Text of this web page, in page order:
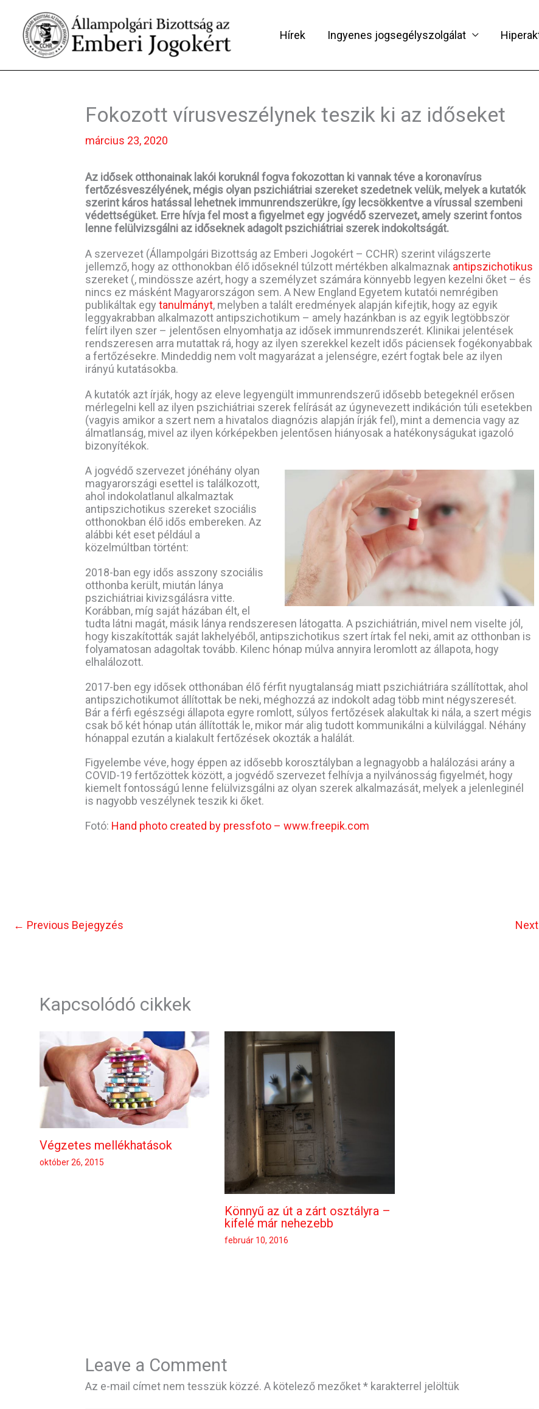
content
Hírek Ingyenes jogsegélyszolgálat
Fokozott vírusveszélynek teszik ki az időseket
március 23, 2020
Az idősek otthonainak lakói koruknál fogva fokozottan ki vannak téve a koronavírus
fertőzésveszélyének, mégis olyan pszichiátriai szereket szedetnek velük, melyek a kutatók
szerint káros hatással lehetnek immunrendszerükre, így lecsökkentve a vírussal szembeni
védettségüket. Erre hívja fel most a figyelmet egy jogvédő szervezet, amely szerint fontos
lenne felülvizsgálni az időseknek adagolt pszichiátriai szerek indokoltságát.
A szervezet (Állampolgári Bizottság az Emberi Jogokért – CCHR) szerint világszerte
jellemző, hogy az otthonokban élő időseknél túlzott mértékben alkalmaznak antipszichotikus
szereket (, mindössze azért, hogy a személyzet számára könnyebb legyen kezelni őket – és
nincs ez másként Magyarországon sem. A New England Egyetem kutatói nemrégiben
publikáltak egytanulmányt, melyben a talált eredmények alapján kifejtik, hogy az egyik
leggyakrabban alkalmazott antipszichotikum – amely hazánkban is az egyik legtöbbször
felírt ilyen szer – jelentősen elnyomhatja az idősek immunrendszerét. Klinikai jelentések
rendszeresen arra mutattak rá, hogy az ilyen szerekkel kezelt idős páciensek fogékonyabbak
a fertőzésekre. Mindeddig nem volt magyarázat a jelenségre, ezért fogtak bele az ilyen
irányú kutatásokba.
A kutatók azt írják, hogy az eleve legyengült immunrendszerű idősebb betegeknél erősen
mérlegelni kell az ilyen pszichiátriai szerek felírását az úgynevezett indikáción túli esetekben
(vagyis amikor a szert nem a hivatalos diagnózis alapján írják fel), mint a demencia vagy az
álmatlanság, mivel az ilyen kórképekben jelentősen hiányosak a hatékonyságukat igazoló
bizonyítékok.
A jogvédő szervezet jónéhány olyan
magyarországi esettel is találkozott,
ahol indokolatlanul alkalmaztak
antipszichotikus szereket szociális
otthonokban élő idős embereken. Az
alábbi két eset például a
közelmúltban történt:
2018-ban egy idős asszony szociális
otthonba került, miután lánya
pszichiátriai kivizsgálásra vitte.
Korábban, míg saját házában élt, el
tudta látni magát, másik lánya rendszeresen látogatta. A pszichiátrián, mivel nem viselte jól,
hogy kiszakították saját lakhelyéből, antipszichotikus szert írtak fel neki, amit az otthonban is
folyamatosan adagoltak tovább. Kilenc hónap múlva annyira leromlott az állapota, hogy
elhalálozott.
2017-ben egy idősek otthonában élő férfit nyugtalanság miatt pszichiátriára szállítottak, ahol
antipszichotikumot állítottak be neki, méghozzá az indokolt adag több mint négyszeresét.
Bár a férfi egészségi állapota egyre romlott, súlyos fertőzések alakultak ki nála, a szert mégis
csak bő két hónap után állították le, mikor már alig tudott kommunikálni a külvilággal. Néhány
hónappal ezután a kialakult fertőzések okozták a halálát.
Figyelembe véve, hogy éppen az idősebb korosztályban a legnagyobb a halálozási arány a
COVID-19 fertőzöttek között, a jogvédő szervezet felhívja a nyilvánosság figyelmét, hogy
kiemelt fontosságú lenne felülvizsgálni az olyan szerek alkalmazását, melyek a jelenleginél
is nagyobb veszélynek teszik ki őket.
Fotó: Hand photo created by pressfoto – www.freepik.com
← Previous Bejegyzés
Kapcsolódó cikkek
Végzetes mellékhatások
október 26, 2015
Könnyű az út a zárt osztályra –
kifelé már nehezebb
február 10, 2016
Leave a Comment
Az e-mail címet nem tesszük közzé. A kötelező mezőket* karakterrel jelöltük